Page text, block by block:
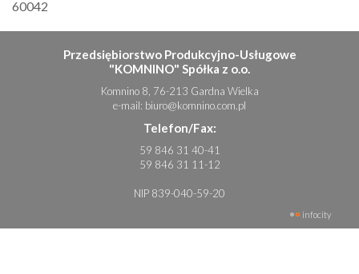
60042
Przedsiębiorstwo Produkcyjno-Usługowe
"KOMNINO" Spółka z o.o.
Komnino 8, 76-213 Gardna Wielka
e-mail: biuro@komnino.com.pl
Telefon/Fax:
59 846 31 40-41
59 846 31 11-12
NIP 839-040-59-20
infocity